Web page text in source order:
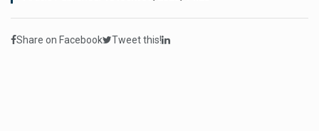
Share on Facebook Tweet this!